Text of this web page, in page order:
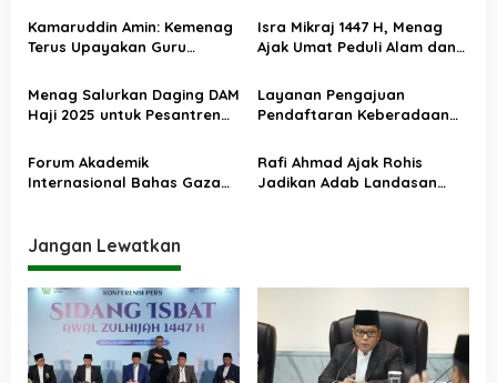
p
s
Kemenag
Kamaruddin Amin: Kemenag
Terus Upayakan Guru
Diangkat PPPK
Isra Mikraj 1447 H, Menag
Ajak Umat Peduli Alam dan
Menag Salurkan Daging DAM
Haji 2025 untuk Pesantren
Layanan Pengajuan
Pendaftaran Keberadaan
Januari 2026
Forum Akademik
Internasional Bahas Gaza
Rafi Ahmad Ajak Rohis
Jadikan Adab Landasan
Jangan Lewatkan